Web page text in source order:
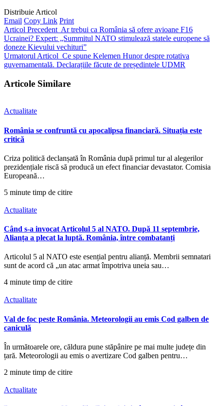
Distribuie Articol
Email Copy Link Print
Articol Precedent Ar trebui ca România să ofere avioane F16
Ucrainei? Expert: „Summitul NATO stimulează statele europene să
doneze Kievului vechituri”
Urmatorul Articol Ce spune Kelemen Hunor despre rotativa
guvernamentală. Declarațiile făcute de președintele UDMR
Articole Similare
Actualitate
România se confruntă cu apocalipsa financiară. Situația este
critică
Criza politică declanșată în România după primul tur al alegerilor
prezidențiale riscă să producă un efect financiar devastator. Comisia
Europeană…
5 minute timp de citire
Actualitate
Când s-a invocat Articolul 5 al NATO. După 11 septembrie,
Alianța a plecat la luptă. România, între combatanți
Articolul 5 al NATO este esențial pentru alianță. Membrii semnatari
sunt de acord că „un atac armat împotriva uneia sau…
4 minute timp de citire
Actualitate
Val de foc peste România. Meteorologii au emis Cod galben de
caniculă
În următoarele ore, căldura pune stăpânire pe mai multe județe din
țară. Meteorologii au emis o avertizare Cod galben pentru…
2 minute timp de citire
Actualitate